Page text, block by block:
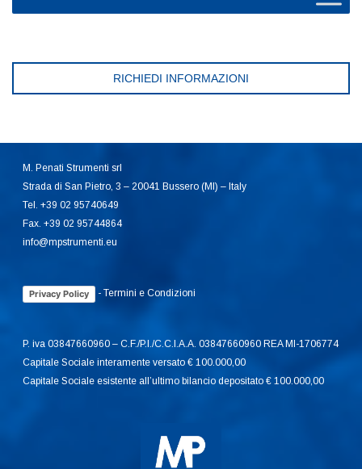
RICHIEDI INFORMAZIONI
M. Penati Strumenti srl
Strada di San Pietro, 3 – 20041 Bussero (MI) – Italy
Tel. +39 02 95740649
Fax. +39 02 95744864
info@mpstrumenti.eu
Privacy Policy -Termini e Condizioni
P. iva 03847660960 – C.F./P.I./C.C.I.A.A. 03847660960 REA MI-1706774
Capitale Sociale interamente versato € 100.000,00
Capitale Sociale esistente all’ultimo bilancio depositato € 100.000,00